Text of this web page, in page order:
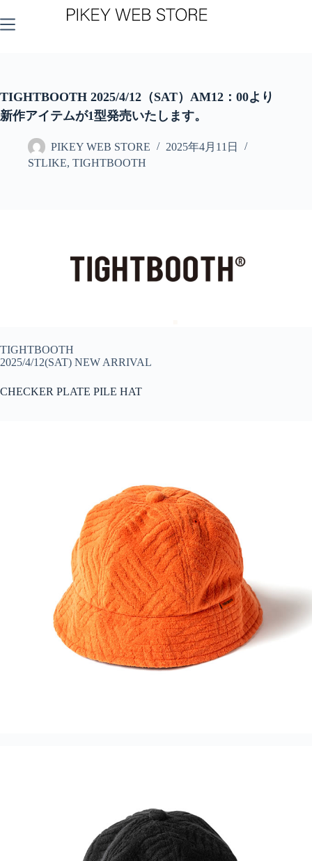
ン
ス
キ
ッ
TIGHTBOOTH 2025/4/12（SAT）AM12：00より
新作アイテムが1型発売いたします。
PIKEY WEB STORE
2025年4月11日
STLIKE, TIGHTBOOTH
TIGHTBOOTH
2025/4/12(SAT) NEW ARRIVAL
CHECKER PLATE PILE HAT